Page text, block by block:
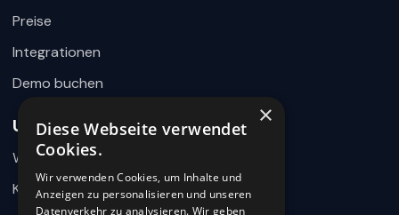
Preise
Integrationen
Demo buchen
Unternehmen
Warum 360HR
Kontakt
Wie können wir helfen?
hier im Chat zurück.
×
Diese Webseite verwendet
Cookies.
Wir verwenden Cookies, um Inhalte und
Anzeigen zu personalisieren und unseren
Datenverkehr zu analysieren. Wir geben